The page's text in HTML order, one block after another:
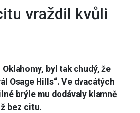
vraždil kvůli
byl tak chudý, že
Osage Hills“. Ve dvacátých
brýle mu dodávaly klamně
bez citu.